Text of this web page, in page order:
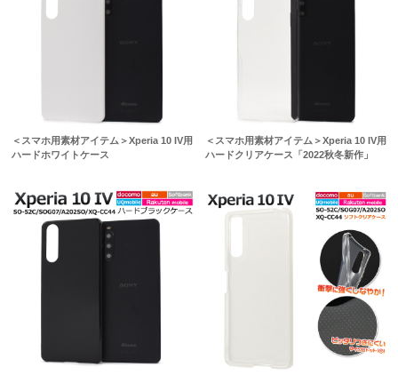
＜スマホ用素材アイテム＞Xperia 10 IV用
ハードホワイトケース
＜スマホ用素材アイテム＞Xperia 10 IV用
ハードクリアケース「2022秋冬新作」